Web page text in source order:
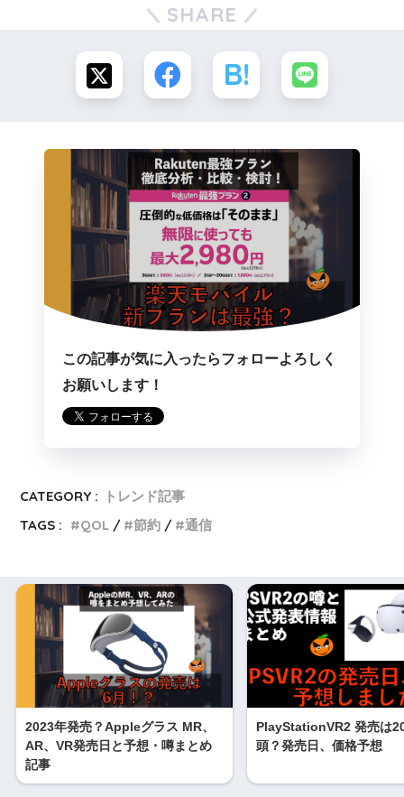
SHARE
この記事が気に入ったらフォローよろしく
お願いします！
CATEGORY :
トレンド記事
TAGS :
QOL 節約 通信
2023年発売？Appleグラス MR、
AR、VR発売日と予想・噂まとめ
記事
PlayStationVR2 発売は
頭？発売日、価格予想